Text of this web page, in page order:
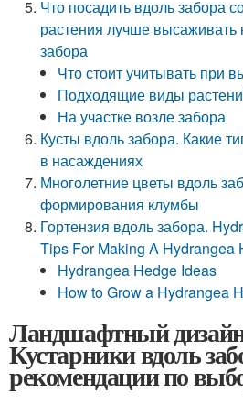
Что посадить вдоль забора
растения лучше высаживать
забора
Что стоит учитывать при
Подходящие виды
На участке возле забора
Кусты вдоль забора. Какие
в насаждениях
Многолетние цветы вдоль
формирования клумбы
Гортензия вдоль забора.
Tips For Making A Hydrangea
Hydrangea Hedge Ideas
How to Grow a Hydrangea
Ландшафтный дизайн
Кустарники вдоль
рекомендации по